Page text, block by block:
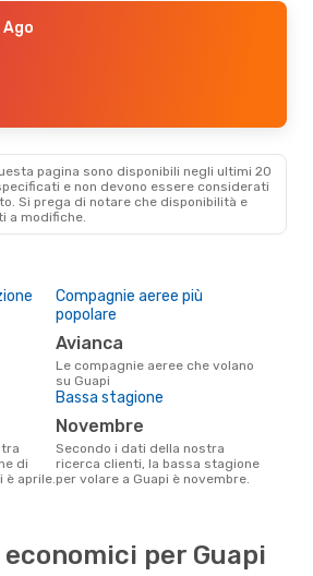
Ago
pagina sono disponibili negli ultimi 20
e non devono essere considerati
Si prega di notare che disponibilità e
a modifiche.
Compagnie aeree più
popolare
Avianca
Le compagnie aeree che volano
su Guapi
di
è aprile.
Bassa stagione
novembre
Secondo i dati della nostra
ricerca clienti, la bassa stagione
per volare a Guapi è novembre.
per Guapi